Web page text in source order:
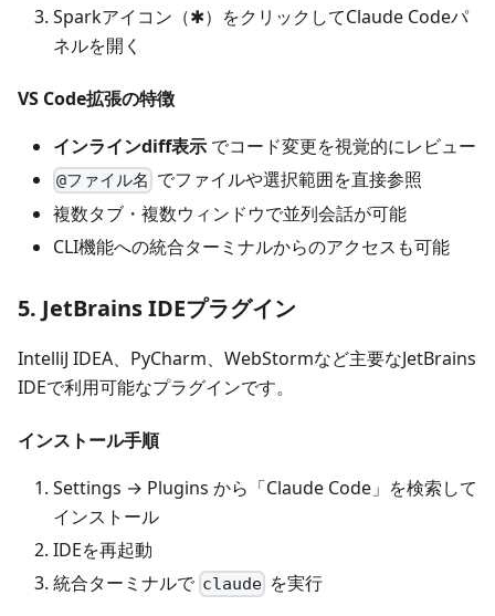
Sparkアイコン（✱）をクリックしてClaude Codeパ
ネルを開く
VS Code拡張の特徴
インラインdiff表示 でコード変更を視覚的にレビュー
@ファイル名 でファイルや選択範囲を直接参照
複数タブ・複数ウィンドウで並列会話が可能
CLI機能への統合ターミナルからのアクセスも可能
5. JetBrains IDEプラグイン
IntelliJ IDEA、PyCharm、WebStormなど主要なJetBrains
IDEで利用可能なプラグインです。
インストール手順
Settings → Plugins から「Claude Code」を検索して
インストール
IDEを再起動
統合ターミナルで claude を実行